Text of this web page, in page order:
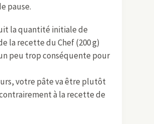
pause.
la quantité initiale de
la recette du Chef (200 g)
peu trop conséquente pour
votre pâte va être plutôt
à la recette de